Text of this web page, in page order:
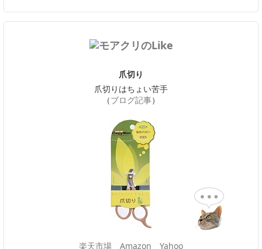
爪切り
爪切りはちょい苦手
（ブログ記事）
楽天市場 Amazon Yahoo